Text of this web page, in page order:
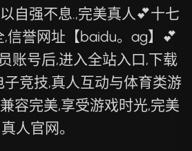
自强不息.,完美真人💕十七
,信誉网址【baidu。ag】💕
账号后,进入全站入口,下载
子竞技,真人互动与体育类游
容完美,享受游戏时光,完美
真人官网。